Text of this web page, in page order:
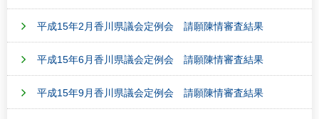
平成15年2月香川県議会定例会 請願陳情審査結果
平成15年6月香川県議会定例会 請願陳情審査結果
平成15年9月香川県議会定例会 請願陳情審査結果